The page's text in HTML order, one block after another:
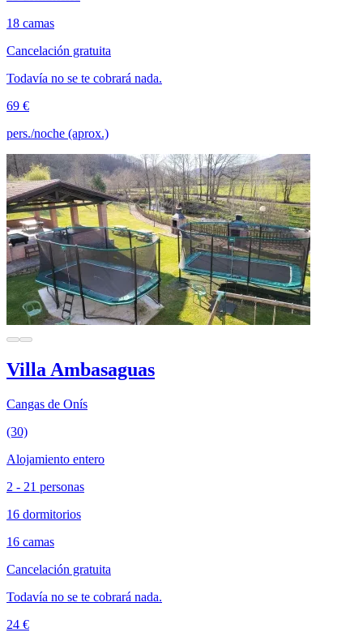
18 camas
Cancelación gratuita
Todavía no se te cobrará nada.
69 €
pers./noche (aprox.)
Villa Ambasaguas
Cangas de Onís
(30)
Alojamiento entero
2 - 21 personas
16 dormitorios
16 camas
Cancelación gratuita
Todavía no se te cobrará nada.
24 €